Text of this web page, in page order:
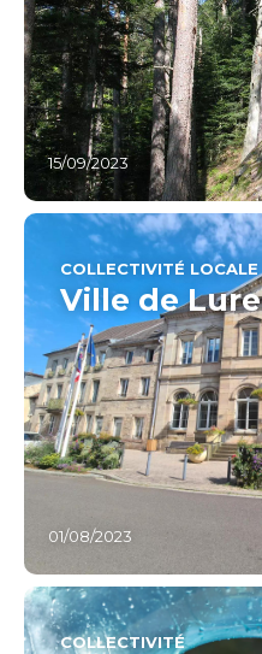
15/09/2023
COLLECTIVITÉ LOCALE
Ville de Lure
01/08/2023
COLLECTIVITÉ